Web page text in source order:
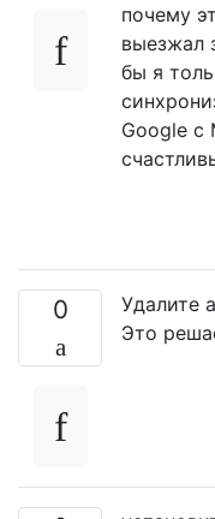
почему
выезжал
бы я
Google с
0
Удалите
Это